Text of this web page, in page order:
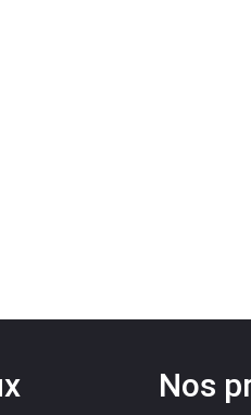
Nos